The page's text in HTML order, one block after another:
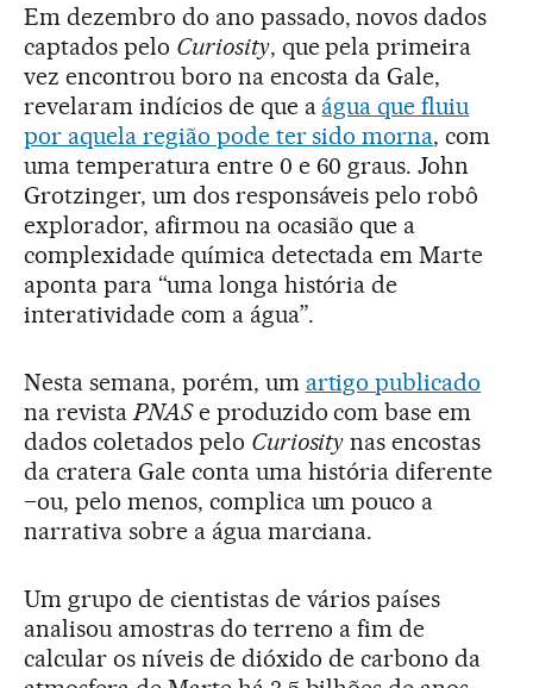
Em dezembro do ano passado, novos dados
captados pelo Curiosity, que pela primeira
vez encontrou boro na encosta da Gale,
revelaram indícios de que a água que fluiu
por aquela região pode ter sido morna, com
uma temperatura entre 0 e 60 graus. John
Grotzinger, um dos responsáveis pelo robô
explorador, afirmou na ocasião que a
complexidade química detectada em Marte
aponta para “uma longa história de
interatividade com a água”.
Nesta semana, porém, um artigo publicado
na revista PNASe produzido com base em
dados coletados pelo Curiosity nas encostas
da cratera Gale conta uma história diferente
–ou, pelo menos, complica um pouco a
narrativa sobre a água marciana.
Um grupo de cientistas de vários países
analisou amostras do terreno a fim de
calcular os níveis de dióxido de carbono da